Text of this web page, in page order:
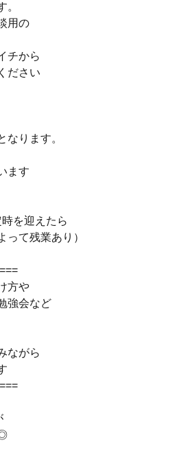
。
用の
チから
ださい
なります。
ます
を迎えたら
って残業あり）
方や
強会など
ながら